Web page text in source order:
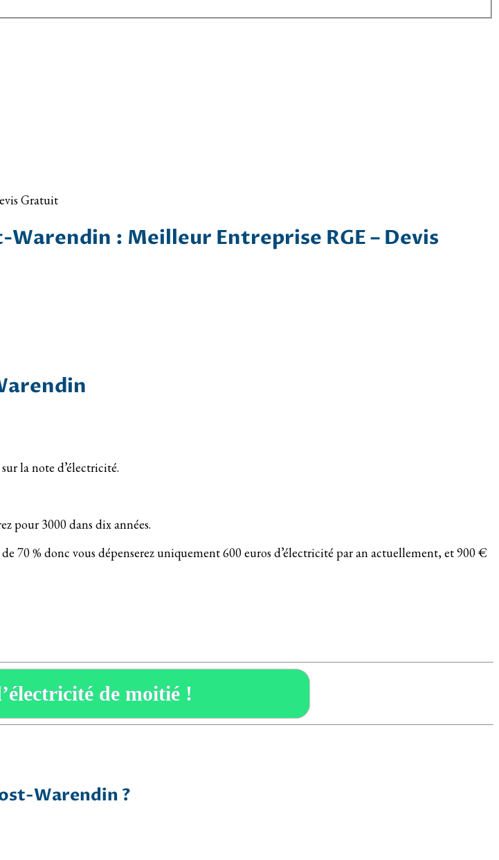
Gratuit
: Meilleur Entreprise RGE – Devis
la note d’électricité.
pour 3000 dans dix années.
70 % donc vous dépenserez uniquement 600 euros d’électricité par an actuellement, et 900 €
de moitié !
Warendin ?